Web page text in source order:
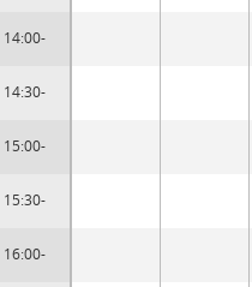
14:00-
14:30-
15:00-
15:30-
16:00-